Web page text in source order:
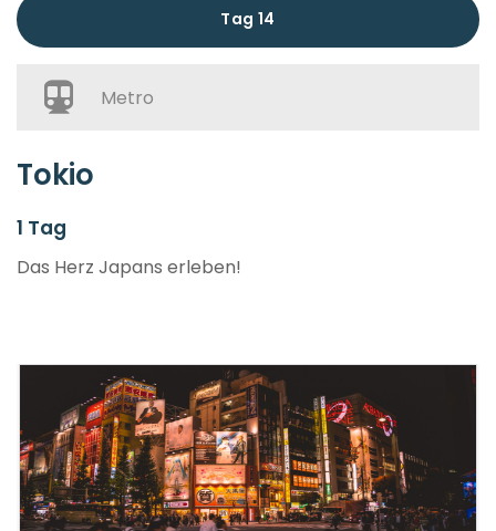
Tag 14
Metro
Tokio
1 Tag
Das Herz Japans erleben!